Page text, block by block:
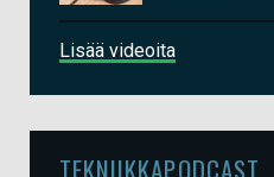
Lisää videoita
TEKNIIKKAPODCAST